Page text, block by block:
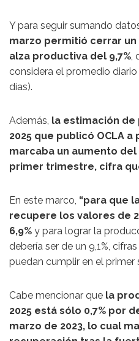
Y para seguir sumando
marzo permitió cerrar
alza productiva del 9,7%,
considera el promedio
días).
Además, la estimación
2025 que publicó OCLA
marcaba un aumento del
primer trimestre, cifra
En este marco, “para que
recupere los valores de
6,9% y para lograr la
debería ser de un 9,1%,
puedan cumplir en el primer
Cabe mencionar que la
2025 está sólo 0,7% por
marzo de 2023, lo cual